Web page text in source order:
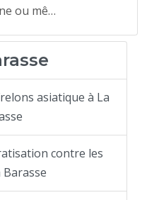
ou mê…
asiatique à La
contre les
Barasse